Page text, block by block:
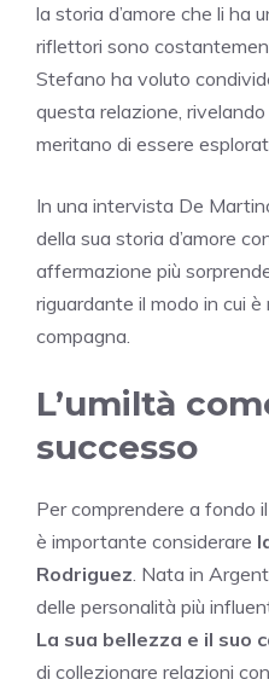
la storia d’amore che li ha
riflettori sono
Stefano ha voluto
questa relazione,
meritano di essere
In una intervista De
della sua storia d’amore
affermazione più
riguardante il modo in cui
compagna.
L’umiltà
successo
Per comprendere a fondo
è importante considerare
Rodriguez. Nata in
delle personalità più
La sua bellezza e il suo
di collezionare relazioni